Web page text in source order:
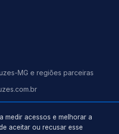
MG e regiões parceiras
medir acessos e melhorar a
aceitar ou recusar esse